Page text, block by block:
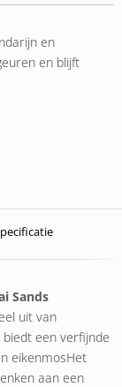
en
en blijft
Sands
uit van
biedt een verfijnde
eikenmosHet
aan een